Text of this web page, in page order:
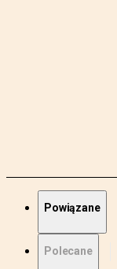
Powiązane
Polecane